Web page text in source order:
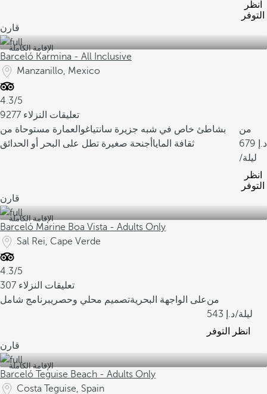
انظر
التوفر
قارن
الإقامة الكاملة
Barceló Karmina - All Inclusive
Manzanillo, Mexico
4.3/5
9277 تعليقات النزلاء
بشاطئ خاص في شبه جزيرة سانتياغو العمارة مستوحاة من
ثقافة المايا أجنحة صغيرة تطل على البحر أو الحدائق
من
679
/ليلة
انظر
التوفر
قارن
الإقامة الكاملة
Barceló Marine Boa Vista - Adults Only
Sal Rei, Cape Verde
4.3/5
307 تعليقات النزلاء
على الواجهة البحريةتصميم محلي وحصريبرنامج شامل
من
543
/ليلة
انظر التوفر
قارن
الإقامة الكاملة
Barceló Teguise Beach - Adults Only
Costa Teguise, Spain